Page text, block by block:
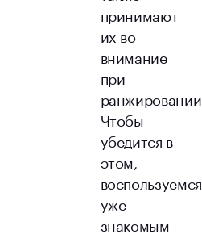
принимают
их во
внимание
при
ранжировании.
Чтобы
убедится в
этом,
воспользуемся
уже
знакомым